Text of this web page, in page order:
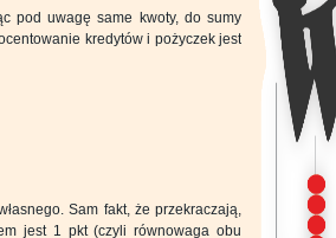
pod uwagę same kwoty, do sumy
kredytów i pożyczek jest
Sam fakt, że przekraczają,
jest 1 pkt (czyli równowaga obu